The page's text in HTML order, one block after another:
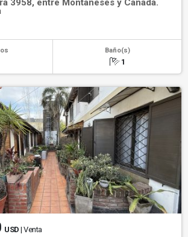
3958, entre Montañeses y Canadá.
Baño(s)
1
USD | Venta